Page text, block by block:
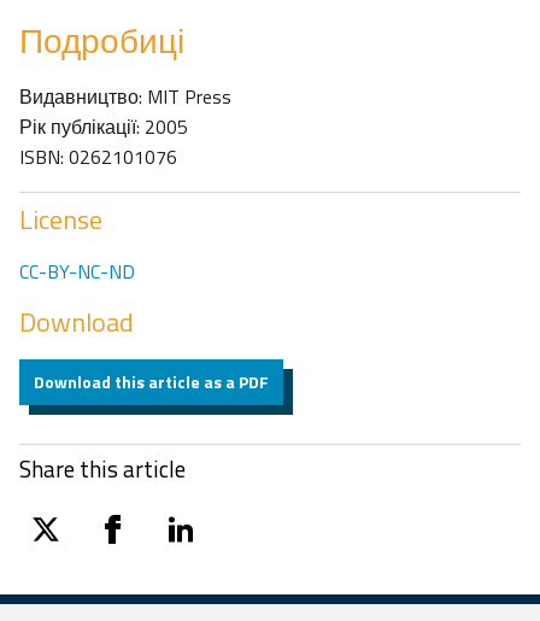
Подробиці
Видавництво: MIT Press
Рік публікації: 2005
ISBN: 0262101076
License
CC-BY-NC-ND
Download
Download this article as a PDF
Share this article
twitter facebooklinkedin